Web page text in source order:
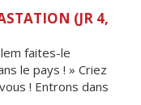
(JR 4,
faites-le
le pays ! » Criez
! Entrons dans